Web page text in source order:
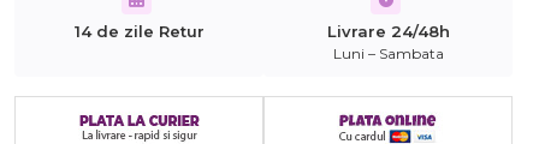
14 de zile Retur Livrare 24/48h
Luni – Sambata